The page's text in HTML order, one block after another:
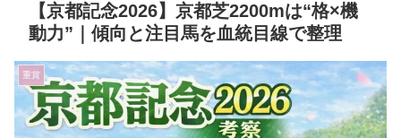
【京都記念2026】京都芝2200mは“格×機
動力”｜傾向と注目馬を血統目線で整理
重賞